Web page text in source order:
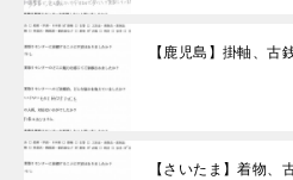
【鹿児島】掛軸、
【さいたま】着物